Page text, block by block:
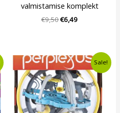
valmistamise komplekt
€9,50€6,49
Sale!
Algne
hind
oli:
€13,10.
Current
price
is:
€11,49.